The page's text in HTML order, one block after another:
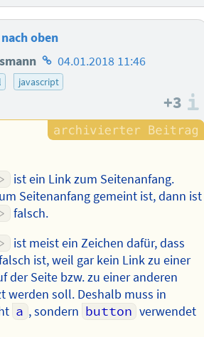
oben
Homepage
des
04.01.2018 11:46
javascript
+3
>
ist ein Link zum Seitenanfang.
Seitenanfang gemeint ist, dann ist
> falsch.
>
ist meist ein Zeichen dafür, dass
ist, weil gar kein Link zu einer
der Seite bzw. zu einer anderen
werden soll. Deshalb muss in
a , sondern button verwendet